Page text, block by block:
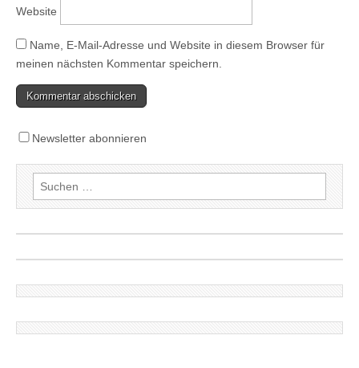
Website
Name, E-Mail-Adresse und Website in diesem Browser für
meinen nächsten Kommentar speichern.
Newsletter abonnieren
Suchen
nach: